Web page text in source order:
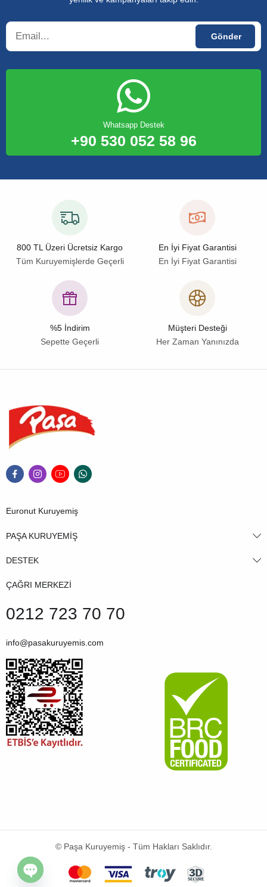
Whatsapp Destek
+90 530 052 58 96
800 TL Üzeri Ücretsiz Kargo
Tüm Kuruyemişlerde Geçerli
En İyi Fiyat Garantisi
En İyi Fiyat Garantisi
%5 İndirim
Sepette Geçerli
Müşteri Desteği
Her Zaman Yanınızda
Euronut Kuruyemiş
PAŞA KURUYEMİŞ
DESTEK
ÇAĞRI MERKEZİ
0212 723 70 70
info@pasakuruyemis.com
© Paşa Kuruyemiş - Tüm Hakları Saklıdır.